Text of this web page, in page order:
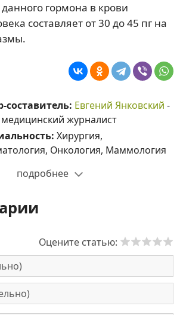
гормона в крови
составляет от 30 до 45 пг на
составитель: Евгений Янковский -
журналист
Хирургия,
Онкология, Маммология
подробнее
Оцените статью: